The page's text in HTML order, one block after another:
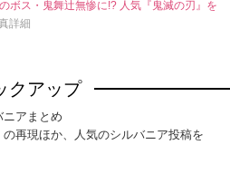
のボス・鬼舞辻無惨に!? 人気『鬼滅の刃』を
詳細
クアップ
アまとめ
の再現ほか、人気のシルバニア投稿を